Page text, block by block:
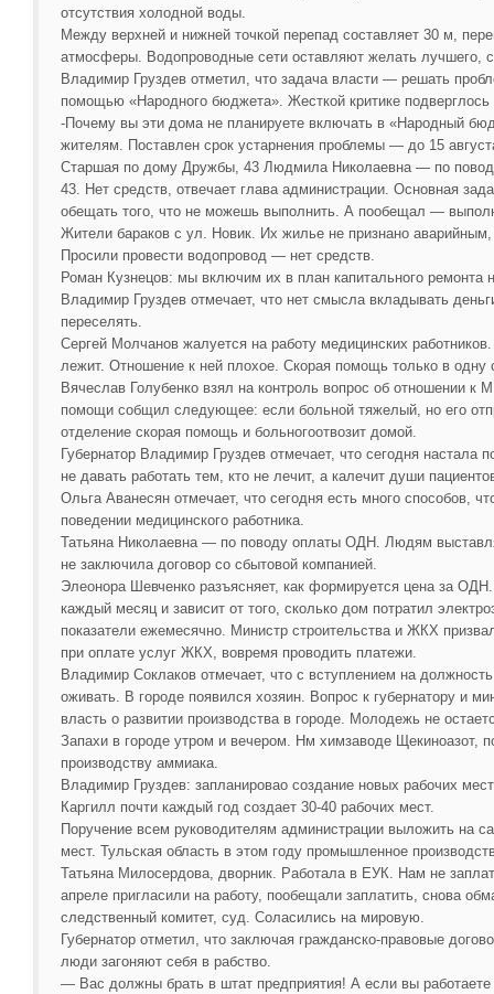
отсутствия холодной воды.
Между верхней и нижней точкой перепад составляет 30 м,
атмосферы. Водопроводные сети оставляют желать лучшего,
Владимир Груздев отметил, что задача власти — решать
помощью «Народного бюджета». Жесткой критике подверглось
-Почему вы эти дома не планируете включать в «Народный
жителям. Поставлен срок устарнения проблемы — до 15
Старшая по дому Дружбы, 43 Людмила Николаевна — по
43. Нет средств, отвечает глава администрации. Основная
обещать того, что не можешь выполнить. А пообещал —
Жители бараков с ул. Новик. Их жилье не признано
Просили провести водопровод — нет средств.
Роман Кузнецов: мы включим их в план капитального ремонта
Владимир Груздев отмечает, что нет смысла вкладывать
переселять.
Сергей Молчанов жалуется на работу медицинских
лежит. Отношение к ней плохое. Скорая помощь только в одну
Вячеслав Голубенко взял на контроль вопрос об отношении к
помощи собщил следующее: если больной тяжелый, но его
отделение скорая помощь и больногоотвозит домой.
Губернатор Владимир Груздев отмечает, что сегодня настала
не давать работать тем, кто не лечит, а калечит души
Ольга Аванесян отмечает, что сегодня есть много способов,
поведении медицинского работника.
Татьяна Николаевна — по поводу оплаты ОДН. Людям
не заключила договор со сбытовой компанией.
Элеонора Шевченко разъясняет, как формируется цена за
каждый месяц и зависит от того, сколько дом потратил
показатели ежемесячно. Министр строительства и ЖКХ
при оплате услуг ЖКХ, вовремя проводить платежи.
Владимир Соклаков отмечает, что с вступлением на
оживать. В городе появился хозяин. Вопрос к губернатору и
власть о развитии производства в городе. Молодежь не
Запахи в городе утром и вечером. Нм химзаводе Щекиноазот,
производству аммиака.
Владимир Груздев: запланировао создание новых рабочих
Каргилл почти каждый год создает 30-40 рабочих мест.
Поручение всем руководителям администрации выложить на
мест. Тульская область в этом году промышленное
Татьяна Милосердова, дворник. Работала в ЕУК. Нам не
апреле пригласили на работу, пообещали заплатить, снова
следственный комитет, суд. Соласились на мировую.
Губернатор отметил, что заключая гражданско-правовые
люди загоняют себя в рабство.
— Вас должны брать в штат предприятия! А если вы работаете